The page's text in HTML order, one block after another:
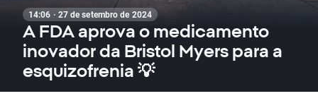
14:06 · 27 de setembro de 2024
A FDA aprova o medicamento
inovador da Bristol Myers para a
esquizofrenia 💡